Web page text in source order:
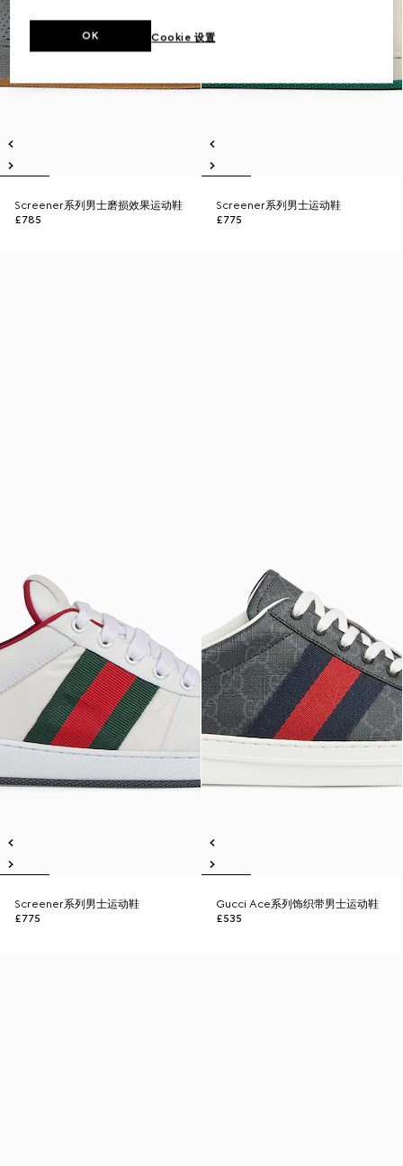
Screener系列男士磨损效果运动鞋
£785
Screener系列男士运动鞋
£775
Screener系列男士运动鞋
£775
Gucci Ace系列饰织带男士运动鞋
£535
Cookie 设置
OK